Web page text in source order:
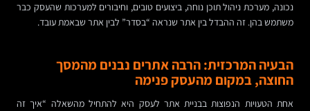
נכונה, מערכת ניהול תוכן נוחה, ביצועים טובים, וחיבורים למערכות שהעסק כבר
משתמש בהן. זה ההבדל בין אתר שנראה “בסדר” לבין אתר שבאמת עובד.
הבעיה המרכזית: הרבה אתרים נבנים מהמסך
החוצה, במקום מהעסק פנימה
אחת הטעויות הנפוצות בבניית אתר לעסק היא להתחיל מהשאלה “איך זה